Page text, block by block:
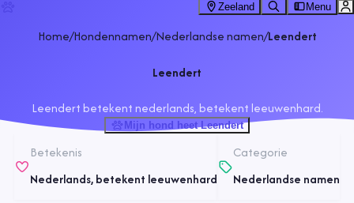
Zeeland Menu
Home/Hondennamen/Nederlandse namen/Leendert
Leendert
Leendert betekent nederlands, betekent leeuwenhard.
Mijn hond heet Leendert
Betekenis
Nederlands, betekent leeuwenhard
Categorie
Nederlandse namen